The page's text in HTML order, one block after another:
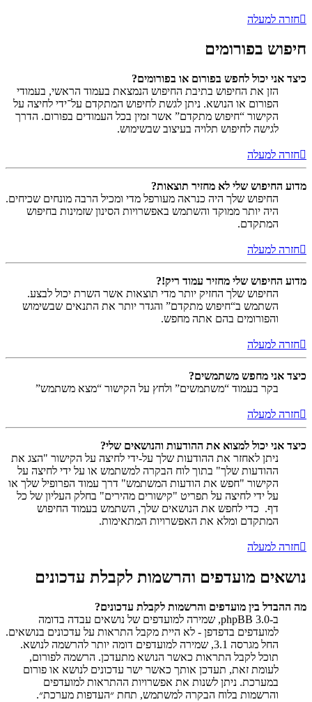
חזרה למעלה
חיפוש בפורומים
כיצד אני יכול לחפש בפורום או בפורומים?
הזן את החיפוש בתיבת החיפוש הנמצאת בעמוד הראשי, בעמודי
הפורום או הנושא. ניתן לגשת לחיפוש המתקדם על־ידי לחיצה על
הקישור “חיפוש מתקדם” אשר זמין בכל העמודים בפורום. הדרך
לגישה לחיפוש תלויה בעיצוב שבשימוש.
חזרה למעלה
מדוע החיפוש שלי לא מחזיר תוצאות?
החיפוש שלך היה כנראה מעורפל מדי ומכיל הרבה מונחים שכיחים.
היה יותר ממוקד והשתמש באפשרויות הסינון שזמינות בחיפוש
המתקדם.
חזרה למעלה
מדוע החיפוש שלי מחזיר עמוד ריק!?
החיפוש שלך החזיק יותר מדי תוצאות אשר השרת יכול לבצע.
השתמש ב“חיפוש מתקדם” והגדר יותר את התנאים שבשימוש
והפורומים בהם אתה מחפש.
חזרה למעלה
כיצד אני מחפש משתמשים?
בקר בעמוד “משתמשים” ולחץ על הקישור “מצא משתמש”
חזרה למעלה
כיצד אני יכול למצוא את ההודעות והנושאים שלי?
ניתן לאחזר את ההודעות שלך על-ידי לחיצה על הקישור "הצג את
ההודעות שלך" בתוך לוח הבקרה למשתמש או על ידי לחיצה על
הקישור "חפש את הודעות המשתמש" דרך עמוד הפרופיל שלך או
על ידי לחיצה על תפריט "קישורים מהירים" בחלק העליון של כל
דף. כדי לחפש את הנושאים שלך, השתמש בעמוד החיפוש
המתקדם ומלא את האפשרויות המתאימות.
חזרה למעלה
נושאים מועדפים והרשמות לקבלת עדכונים
מה ההבדל בין מועדפים והרשמות לקבלת עדכונים?
ב-phpBB 3.0, שמירה למועדפים של נושאים עבדה בדומה
למועדפים בדפדפן - לא היית מקבל התראות על עדכונים בנושאים.
החל מגרסה 3.1, שמירה למועדפים דומה יותר להרשמה לנושא.
תוכל לקבל התראות כאשר הנושא מתעדכן. הרשמה לפורום,
לעומת זאת, תעדכן אותך כאשר ישר עדכונים לנושא או פורום
במערכת. ניתן לשנות את אפשרויות ההתראות למועדפים
והרשמות בלוח הבקרה למשתמש, תחת ״העדפות מערכת״.